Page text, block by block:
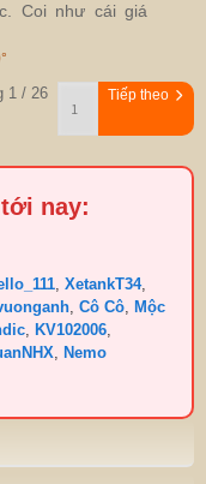
Coi như cái giá
1 / 26 Tiếp theo
nay:
, XetankT34,
, Cô Cô, Mộc
, KV102006,
, Nemo